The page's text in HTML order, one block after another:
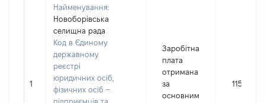
1
Найменування:
Новоборівська
селищна рада
Код в Єдиному
державному
реєстрі
юридичних осіб,
фізичних осіб –
підприємців та
Заробітна
плата
отримана
за
основним
11555